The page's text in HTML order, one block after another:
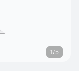
1/5